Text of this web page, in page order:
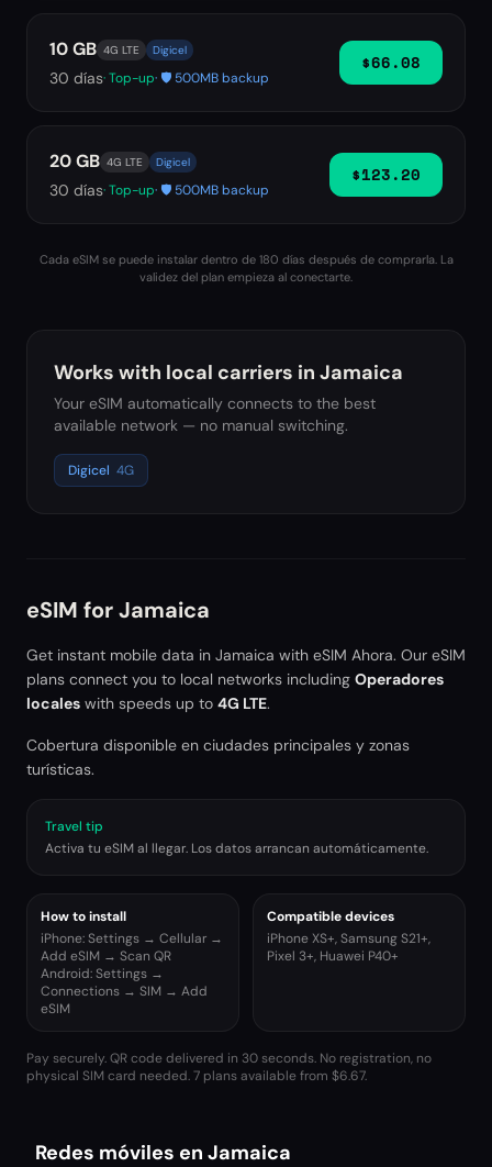
10 GB 4G LTE Digicel
30 días· Top-up· 🛡️ 500MB backup
$66.08
20 GB 4G LTE Digicel
30 días· Top-up· 🛡️ 500MB backup
$123.20
Cada eSIM se puede instalar dentro de 180 días después de comprarla. La
validez del plan empieza al conectarte.
Works with local carriers in Jamaica
Your eSIM automatically connects to the best
available network — no manual switching.
Digicel 4G
eSIM forJamaica
Get instant mobile data in Jamaica with eSIM Ahora. Our eSIM
plans connect you to local networks including Operadores
locales with speeds up to 4G LTE.
Cobertura disponible en ciudades principales y zonas
turísticas.
Travel tip
Activa tu eSIM al llegar. Los datos arrancan automáticamente.
How to install
iPhone: Settings → Cellular →
Add eSIM → Scan QR
Android: Settings →
Connections → SIM → Add
eSIM
Compatible devices
iPhone XS+, Samsung S21+,
Pixel 3+, Huawei P40+
Pay securely. QR code delivered in 30 seconds. No registration, no
physical SIM card needed.7 plans available from $6.67.
Redes móviles en Jamaica